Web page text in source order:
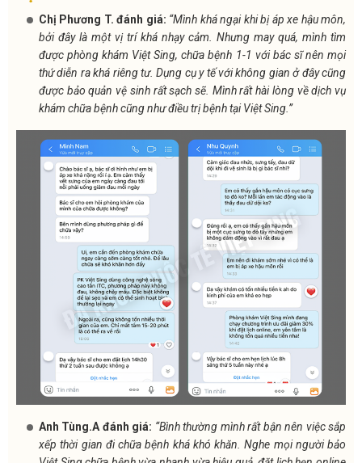
Chị Phương T. đánh giá: “Mình khá ngại khi bị áp xe hậu môn,
bởi đây là một vị trí khá nhạy cảm. Nhưng may quá, mình tìm
được phòng khám Việt Sing, chữa bệnh 1-1 với bác sĩ nên mọi
thứ diễn ra khá riêng tư. Dụng cụ y tế với không gian ở đây cũng
được bảo quản vệ sinh rất sạch sẽ. Mình rất hài lòng về dịch vụ
khám chữa bệnh cũng như điều trị bệnh tại Việt Sing.”
Anh Tùng.A đánh giá: “Bình thường mình rất bận nên việc sắp
xếp thời gian đi chữa bệnh khá khó khăn. Nghe mọi người bảo